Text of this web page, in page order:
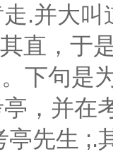
.并大
直，于
下句是
，并在
亭先生 ;.